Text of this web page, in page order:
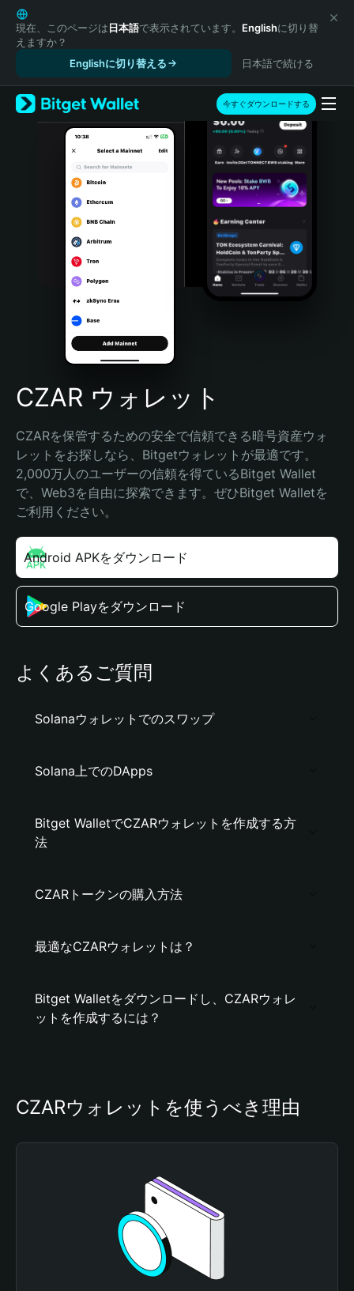
English
日本語
Tiếng Việt
Español (Latinoamérica)
Türkçe
Italiano
Português (Portugal)
Bahasa Indonesia
Português (Brasil)
Español (Argentina)
現在、このページは日本語で表示されています。 Englishに切り替
えますか？
Englishに切り替える
日本語で続ける
今すぐダウンロードする
CZAR ウォレット
CZARを保管するための安全で信頼できる暗号資産ウォ
レットをお探しなら、Bitgetウォレットが最適です。
2,000万人のユーザーの信頼を得ているBitget Wallet
で、Web3を自由に探索できます。ぜひBitget Walletを
ご利用ください。
Android APKをダウンロード
Google Playをダウンロード
よくあるご質問
Solanaウォレットでのスワップ
Solana上でのDApps
Bitget WalletでCZARウォレットを作成する方
法
CZARトークンの購入方法
最適なCZARウォレットは？
Bitget Walletをダウンロードし、CZARウォレ
ットを作成するには？
CZARウォレットを使うべき理由